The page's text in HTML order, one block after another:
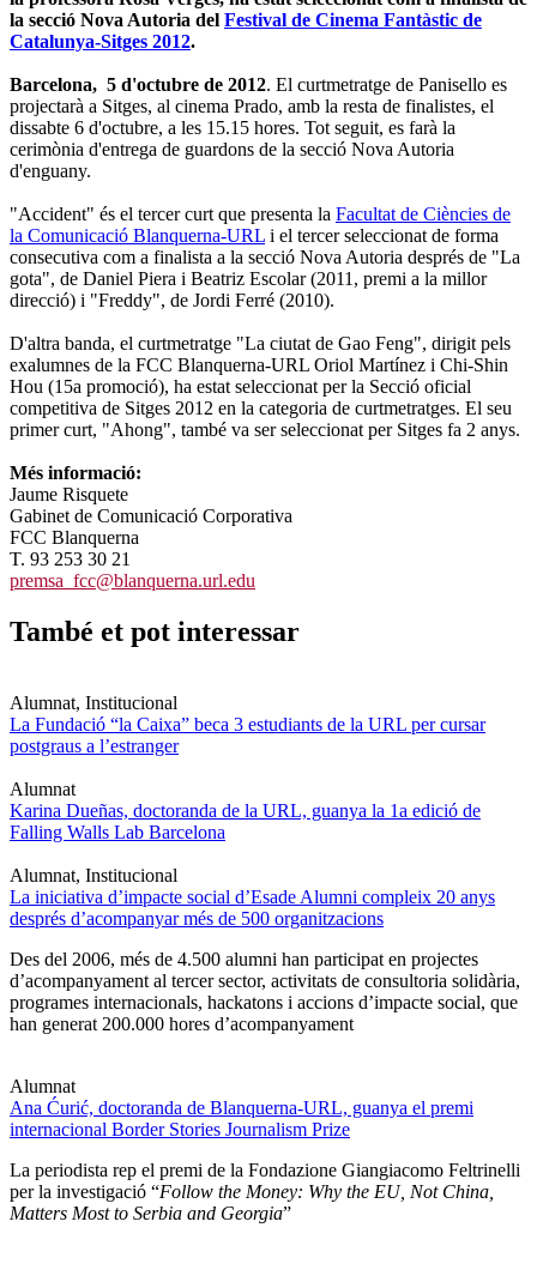
la secció Nova Autoria del Festival de Cinema Fantàstic de
Catalunya-Sitges 2012.
Barcelona, 5 d'octubre de 2012. El curtmetratge de Panisello es
projectarà a Sitges, al cinema Prado, amb la resta de finalistes, el
dissabte 6 d'octubre, a les 15.15 hores. Tot seguit, es farà la
cerimònia d'entrega de guardons de la secció Nova Autoria
d'enguany.
"Accident" és el tercer curt que presenta la Facultat de Ciències de
la Comunicació Blanquerna-URL i el tercer seleccionat de forma
consecutiva com a finalista a la secció Nova Autoria després de "La
gota", de Daniel Piera i Beatriz Escolar (2011, premi a la millor
direcció) i "Freddy", de Jordi Ferré (2010).
D'altra banda, el curtmetratge "La ciutat de Gao Feng", dirigit pels
exalumnes de la FCC Blanquerna-URL Oriol Martínez i Chi-Shin
Hou (15a promoció), ha estat seleccionat per la Secció oficial
competitiva de Sitges 2012 en la categoria de curtmetratges. El seu
primer curt, "Ahong", també va ser seleccionat per Sitges fa 2 anys.
Més informació:
Jaume Risquete
Gabinet de Comunicació Corporativa
FCC Blanquerna
T. 93 253 30 21
premsa_fcc@blanquerna.url.edu
També et pot interessar
Alumnat, Institucional
La Fundació “la Caixa” beca 3 estudiants de la URL per cursar
postgraus a l’estranger
Alumnat
Karina Dueñas, doctoranda de la URL, guanya la 1a edició de
Falling Walls Lab Barcelona
Alumnat, Institucional
La iniciativa d’impacte social d’Esade Alumni compleix 20 anys
després d’acompanyar més de 500 organitzacions
Des del 2006, més de 4.500 alumni han participat en projectes
d’acompanyament al tercer sector, activitats de consultoria solidària,
programes internacionals, hackatons i accions d’impacte social, que
han generat 200.000 hores d’acompanyament
Alumnat
Ana Ćurić, doctoranda de Blanquerna-URL, guanya el premi
internacional Border Stories Journalism Prize
La periodista rep el premi de la Fondazione Giangiacomo Feltrinelli
per la investigació “Follow the Money: Why the EU, Not China,
Matters Most to Serbia and Georgia”